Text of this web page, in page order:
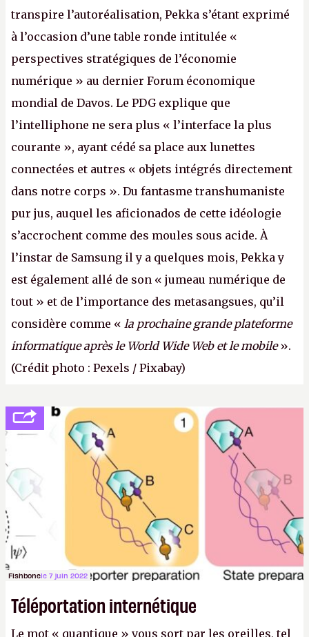
transpire l’autoréalisation, Pekka s’étant exprimé
à l’occasion d’une table ronde intitulée «
perspectives stratégiques de l’économie
numérique » au dernier Forum économique
mondial de Davos. Le PDG explique que
l’intelliphone ne sera plus « l’interface la plus
courante », ayant cédé sa place aux lunettes
connectées et autres « objets intégrés directement
dans notre corps ». Du fantasme transhumaniste
pur jus, auquel les aficionados de cette idéologie
s’accrochent comme des moules sous acide. À
l’instar de Samsung il y a quelques mois, Pekka y
est également allé de son « jumeau numérique de
tout » et de l’importance des metasangsues, qu’il
considère comme « la prochaine grande plateforme
informatique après le World Wide Web et le mobile».
(Crédit photo : Pexels / Pixabay)
Fishbonele 7 juin 2022
Téléportation internétique
Le mot « quantique » vous sort par les oreilles, tel